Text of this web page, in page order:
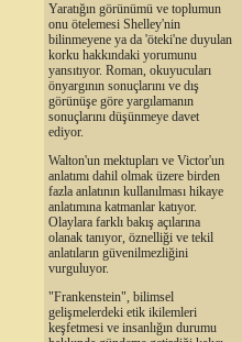
Yaratığın görünümü ve toplumun
onu ötelemesi Shelley'nin
bilinmeyene ya da 'öteki'ne duyulan
korku hakkındaki yorumunu
yansıtıyor. Roman, okuyucuları
önyargının sonuçlarını ve dış
görünüşe göre yargılamanın
sonuçlarını düşünmeye davet
ediyor.
Walton'un mektupları ve Victor'un
anlatımı dahil olmak üzere birden
fazla anlatının kullanılması hikaye
anlatımına katmanlar katıyor.
Olaylara farklı bakış açılarına
olanak tanıyor, öznelliği ve tekil
anlatıların güvenilmezliğini
vurguluyor.
"Frankenstein", bilimsel
gelişmelerdeki etik ikilemleri
keşfetmesi ve insanlığın durumu